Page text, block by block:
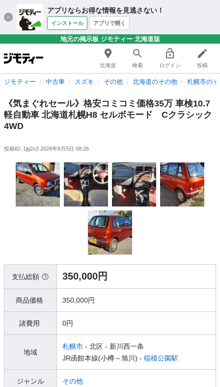
アプリならお得な情報を見逃さない！
インストール アプリで開く
地元の掲示板 ジモティー 北海道版
北海道 検索 ログイン 投稿
ジモティー 中古車 スズキ その他 北海道のその他 札幌市の
《気まぐれセール》格安コミコミ価格35万 車検10.7
軽自動車 北海道札幌H8 セルボモード Cクラシック
4WD
投稿ID: 1jg2o3 2026年8月5日 08:26
支払総額 350,000円
商品価格 350,000円
諸費用 0円
地域
札幌市 - 北区 - 新川西一条
JR函館本線(小樽～旭川) - 稲積公園駅
ジャンル その他